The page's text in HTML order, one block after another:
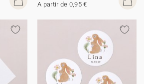
A partir de 0,95 €